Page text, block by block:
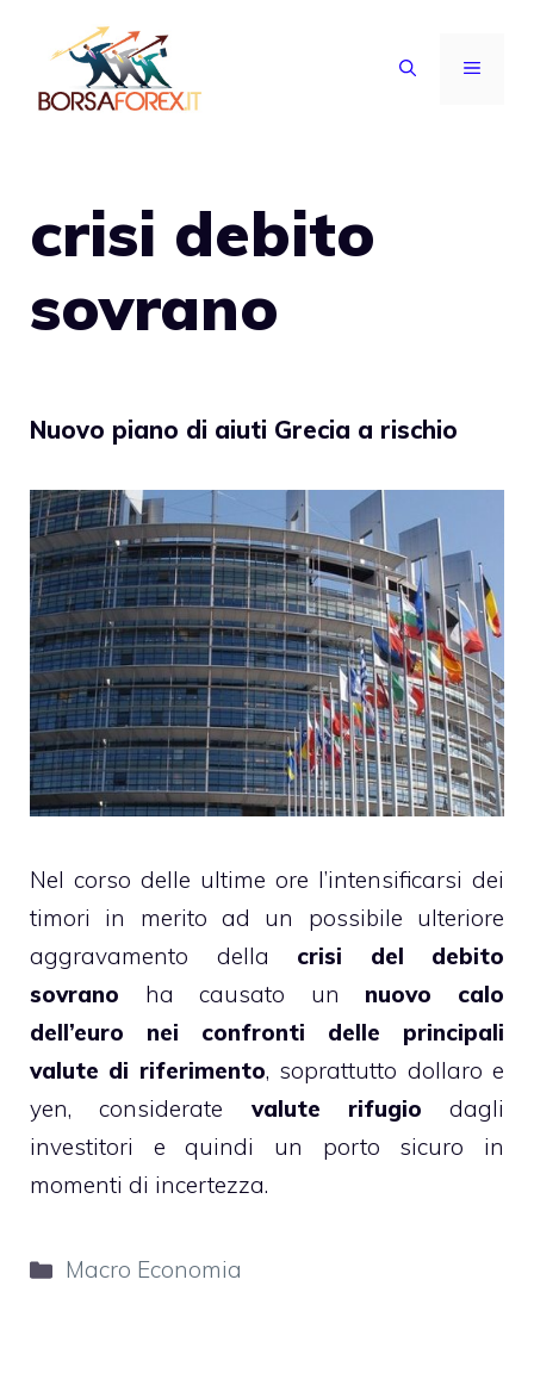
contenuto
MENU
crisi debito
sovrano
Nuovo piano di aiuti Grecia a rischio
Nel corso delle ultime ore l’intensificarsi dei
timori in merito ad un possibile ulteriore
aggravamento della crisi del debito
sovrano ha causato un nuovo calo
dell’euro nei confronti delle principali
valute di riferimento, soprattutto dollaro e
yen, considerate valute rifugio dagli
investitori e quindi un porto sicuro in
momenti di incertezza.
Categorie
Macro Economia